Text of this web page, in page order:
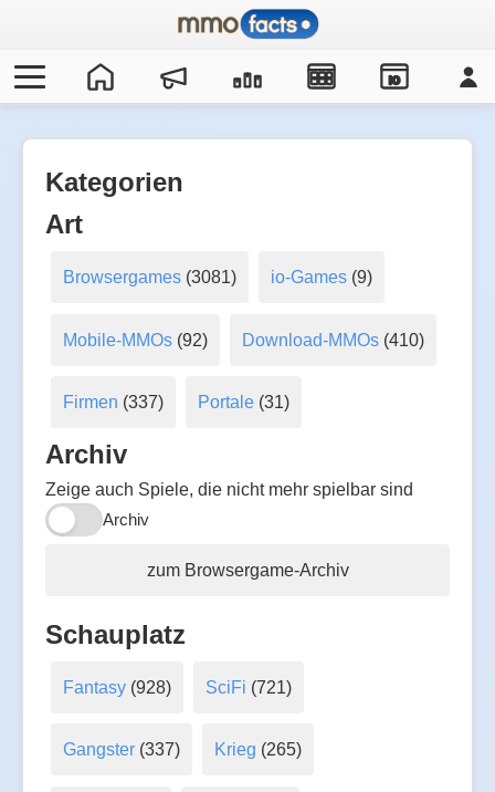
IO
Kategorien
Art
Browsergames(3081) io-Games (9)
Mobile-MMOs(92) Download-MMOs (410)
Firmen (337) Portale (31)
Archiv
Zeige auch Spiele, die nicht mehr spielbar sind
Archiv
zum Browsergame-Archiv
Schauplatz
Fantasy(928) SciFi (721)
Gangster(337) Krieg (265)